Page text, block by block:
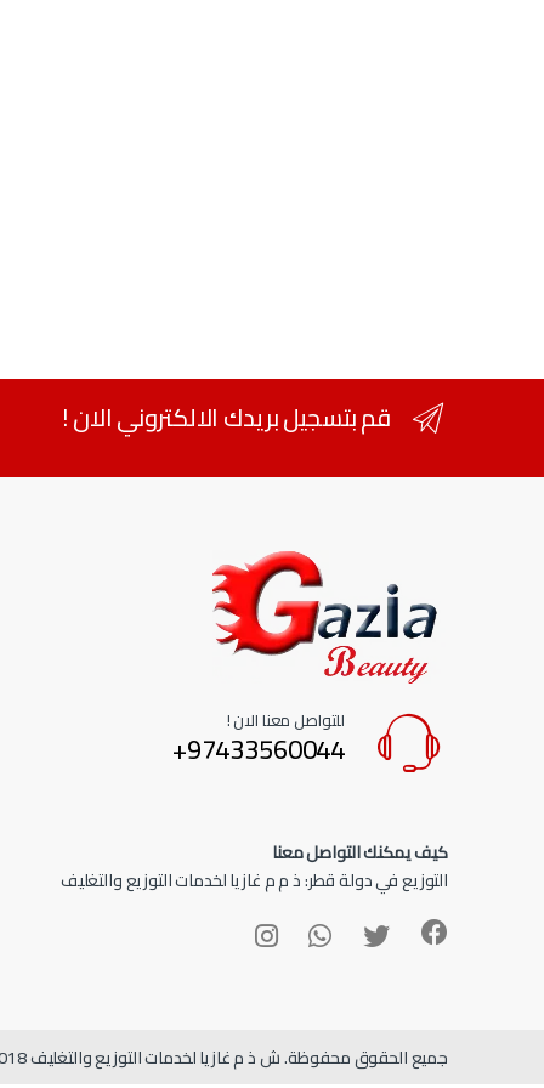
قم بتسجيل بريدك الالكتروني الان !
للتواصل معنا الان !
97433560044+
كيف يمكنك التواصل معنا
التوزيع في دولة قطر: ذ م م غازيا لخدمات التوزيع والتغليف
جميع الحقوق محفوظة. ش ذ م غازيا لخدمات التوزيع والتغليف 2018-2026 - سجل تحاري 120182